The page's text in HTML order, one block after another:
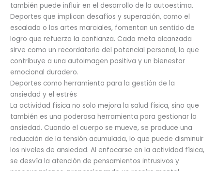
también puede influir en el desarrollo de la autoestima.
Deportes que implican desafíos y superación, como el
escalada o las artes marciales, fomentan un sentido de
logro que refuerza la confianza. Cada meta alcanzada
sirve como un recordatorio del potencial personal, lo que
contribuye a una autoimagen positiva y un bienestar
emocional duradero.
Deportes como herramienta para la gestión de la
ansiedad y el estrés
La actividad física no solo mejora la salud física, sino que
también es una poderosa herramienta para gestionar la
ansiedad. Cuando el cuerpo se mueve, se produce una
reducción de la tensión acumulada, lo que puede disminuir
los niveles de ansiedad. Al enfocarse en la actividad física,
se desvía la atención de pensamientos intrusivos y